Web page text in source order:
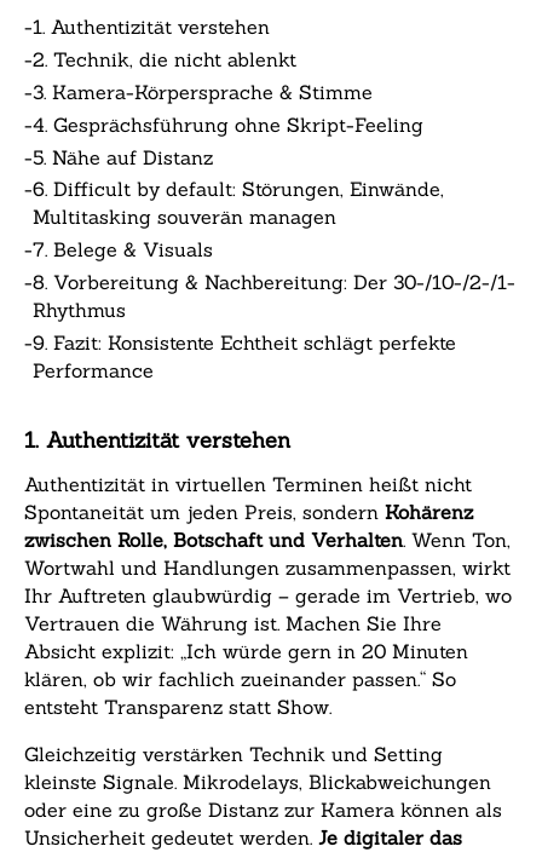
-1. Authentizität verstehen
-2. Technik, die nicht ablenkt
-3. Kamera-Körpersprache & Stimme
-4. Gesprächsführung ohne Skript-Feeling
-5. Nähe auf Distanz
-6. Difficult by default: Störungen, Einwände,
Multitasking souverän managen
-7. Belege & Visuals
-8. Vorbereitung & Nachbereitung: Der 30-/10-/2-/1-
Rhythmus
-9. Fazit: Konsistente Echtheit schlägt perfekte
Performance
1. Authentizität verstehen
Authentizität in virtuellen Terminen heißt nicht
Spontaneität um jeden Preis, sondern Kohärenz
zwischen Rolle, Botschaft und Verhalten. Wenn Ton,
Wortwahl und Handlungen zusammenpassen, wirkt
Ihr Auftreten glaubwürdig – gerade im Vertrieb, wo
Vertrauen die Währung ist. Machen Sie Ihre
Absicht explizit: „Ich würde gern in 20 Minuten
klären, ob wir fachlich zueinander passen.“ So
entsteht Transparenz statt Show.
Gleichzeitig verstärken Technik und Setting
kleinste Signale. Mikrodelays, Blickabweichungen
oder eine zu große Distanz zur Kamera können als
Unsicherheit gedeutet werden. Je digitaler das